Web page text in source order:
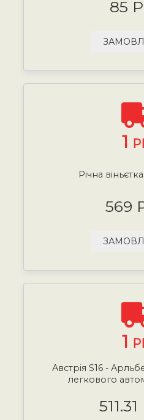
85
1
Річна
569
1
Австрія S16 -
легкового